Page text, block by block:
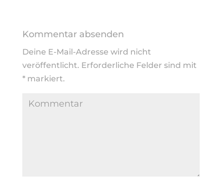
Kommentar absenden
Deine E-Mail-Adresse wird nicht
veröffentlicht. Erforderliche Felder sind mit
*markiert.